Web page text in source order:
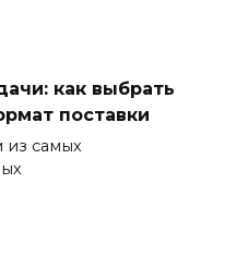
как выбрать
поставки
из самых